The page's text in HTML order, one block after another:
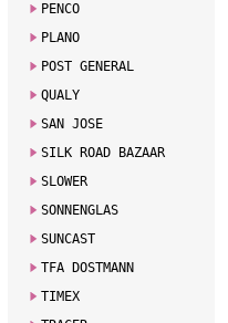
PENCO
PLANO
POST GENERAL
QUALY
SAN JOSE
SILK ROAD BAZAAR
SLOWER
SONNENGLAS
SUNCAST
TFA DOSTMANN
TIMEX